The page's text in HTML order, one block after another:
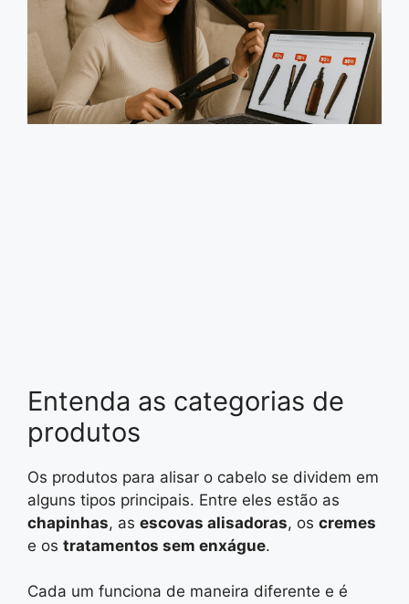
Entenda as categorias de
produtos
Os produtos para alisar o cabelo se dividem em
alguns tipos principais. Entre eles estão as
chapinhas, as escovas alisadoras, os cremes
e os tratamentos sem enxágue.
Cada um funciona de maneira diferente e é